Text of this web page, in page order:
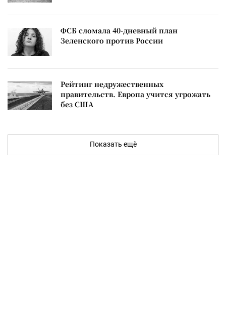
ФСБ сломала 40-дневный план
Зеленского против России
Рейтинг недружественных
правительств. Европа учится угрожать
без США
Показать ещё